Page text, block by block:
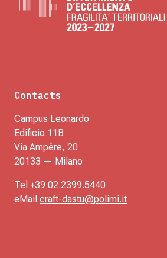
Contacts
Campus Leonardo
Edificio 11B
Via Ampère, 20
20133 — Milano
Tel +39 02.2399.5440
eMail craft-dastu@polimi.it